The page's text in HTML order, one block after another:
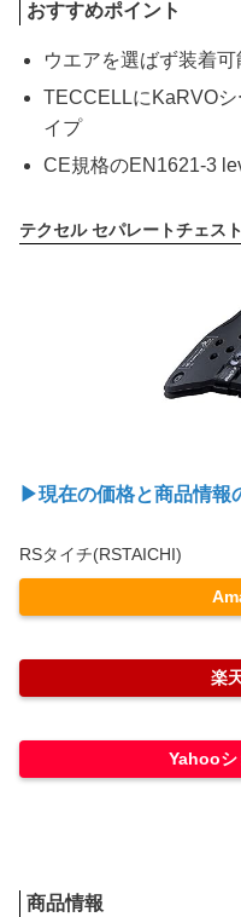
おすすめポイント
ウエアを選ばず装着
TECCELLにKaRVO
イプ
CE規格のEN1621-3
テクセル セパレートチェス
▶現在の価格と商品情報
RSタイチ(RSTAICHI)
楽
Yahooシ
商品情報